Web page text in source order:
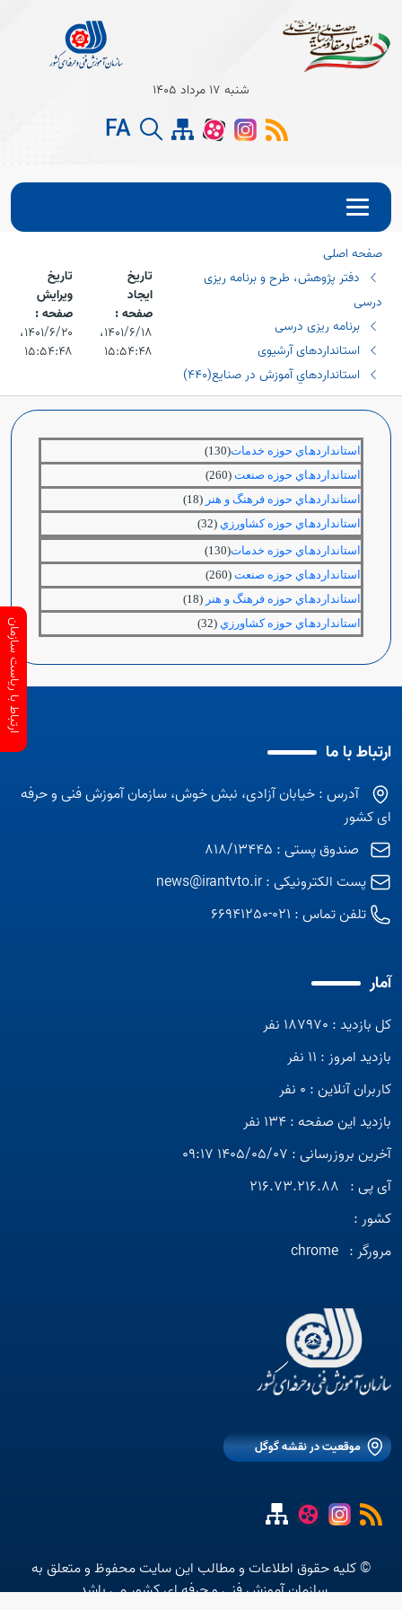
Open
شنبه 17 مرداد 1405
FA
صفحه اصلی
دفتر پژوهش، طرح و برنامه ریزی
درسی
برنامه ریزی درسی
استانداردهای آرشیوی
استانداردهاي آموزش در صنايع(٤٤٠)
تاریخ
ایجاد
صفحه :
۱۴۰۱/۶/۱۸،‏
۱۵:۵۴:۴۸
تاریخ
ویرایش
صفحه :
۱۴۰۱/۶/۲۰،‏
۱۵:۵۴:۴۸
اﺳﺘﺎﻧﺪاردھﺎي ﺣﻮزه ﺧﺪﻣﺎت(130)
اﺳﺘﺎﻧﺪاردھﺎي ﺣﻮزه ﺻﻨﻌﺖ (260)
اﺳﺘﺎﻧﺪاردھﺎي ﺣﻮزه فرهنگ و هنر (18)
اﺳﺘﺎﻧﺪاردھﺎي ﺣﻮزه ﻛﺸﺎورزي (32)
اﺳﺘﺎﻧﺪاردھﺎي ﺣﻮزه ﺧﺪﻣﺎت(130)
اﺳﺘﺎﻧﺪاردھﺎي ﺣﻮزه ﺻﻨﻌﺖ (260)
اﺳﺘﺎﻧﺪاردھﺎي ﺣﻮزه فرهنگ و هنر (18)
اﺳﺘﺎﻧﺪاردھﺎي ﺣﻮزه ﻛﺸﺎورزي (32)
ارتباط با ما
آدرس : خیابان آزادی، نبش خوش، سازمان آموزش فنی و حرفه
ای کشور
صندوق پستی : 818/13445
پست الکترونیکی :news@irantvto.ir
تلفن تماس : 021-66941250
آمار
کل بازدید : 187970 نفر
بازدید امروز : 11 نفر
کاربران آنلاین : 0 نفر
بازدید این صفحه : 134 نفر
آخرین بروزرسانی : 1405/05/07 09:17
آی پی : 216.73.216.88
کشور :
مرورگر : chrome
موقعیت در نقشه گوگل
© کلیه حقوق اطلاعات و مطالب این سایت محفوظ و متعلق به
سازمان آموزش فنی و حرفه ای کشور می باشد.
ارتباط با ریاست سازمان